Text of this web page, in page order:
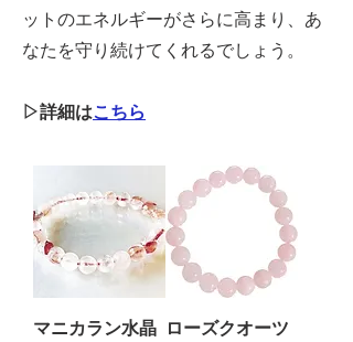
ットのエネルギーがさらに高まり、あ
なたを守り続けてくれるでしょう。
▷詳細はこちら
マニカラン水晶 ローズクオーツ